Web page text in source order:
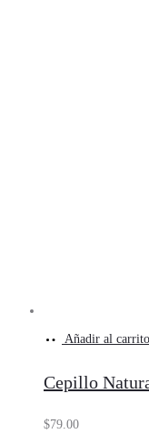
Añadir al carrito
Cepillo
$79.00